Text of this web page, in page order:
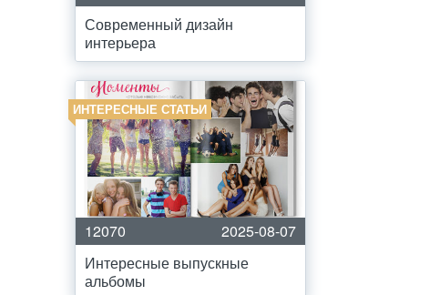
Современный дизайн
интерьера
ИНТЕРЕСНЫЕ СТАТЬИ
12070
2025-08-07
Интересные выпускные
альбомы